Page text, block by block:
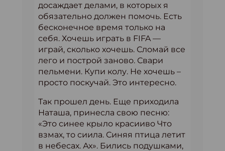
досаждает делами, в которых я
обязательно должен помочь. Есть
бесконечное время только на
себя. Хочешь играть в FIFA —
играй, сколько хочешь. Сломай все
лего и построй заново. Свари
пельмени. Купи колу. Не хочешь –
просто поскучай. Это интересно.
Так прошел день. Еще приходила
Наташа, принесла свою песню:
«Это синее крыло красииво Что
взмах, то сиила. Синяя птица летит
в небесах. Ах». Бились подушками,